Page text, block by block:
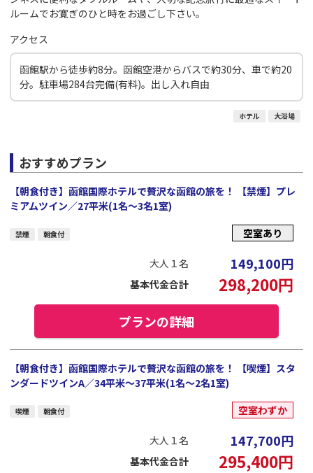
ルームでお寛ぎのひと時をお過ごし下さい。
アクセス
函館駅から徒歩約8分。函館空港からバスで約30分、車で約20
分。駐車場284台完備(有料)。出し入れ自由
ホテル 大浴場
おすすめプラン
【朝食付き】函館国際ホテルで贅沢な函館の旅を！ 【禁煙】プレ
ミアムツイン／27平米(1名～3名1室)
禁煙 朝食付 空室あり
大人１名 149,100円
基本代金合計 298,200円
プランの詳細
【朝食付き】函館国際ホテルで贅沢な函館の旅を！ 【喫煙】スタ
ンダードツインA／34平米～37平米(1名～2名1室)
喫煙 朝食付 空室わずか
大人１名 147,700円
基本代金合計 295,400円